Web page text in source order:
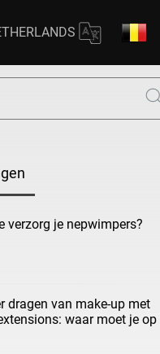
verzorg je nepwimpers?
dragen van make-up met
waar moet je op